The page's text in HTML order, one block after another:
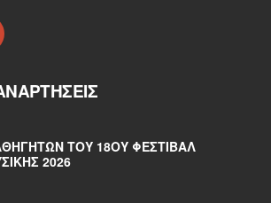
ΤΟΥ 18ΟΥ ΦΕΣΤΙΒΆΛ
2026